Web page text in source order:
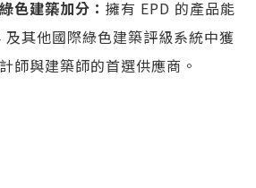
色建築加分： 擁有 EPD 的產品能
及其他國際綠色建築評級系統中獲
師與建築師的首選供應商。